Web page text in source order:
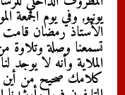
الأستاذ رمضان
تسمعنا وصلة
الملاية وأنه لا يوجد
كلامك صحيح من أين